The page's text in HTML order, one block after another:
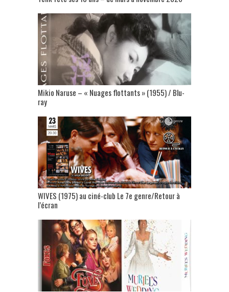
Mikio Naruse – « Nuages flottants » (1955) / Blu-
ray
WIVES (1975) au ciné-club Le 7e genre/Retour à
l’écran